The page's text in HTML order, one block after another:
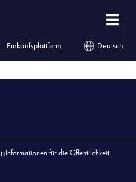
Einkaufsplattform Deutsch
Informationen für die Öffentlichkeit